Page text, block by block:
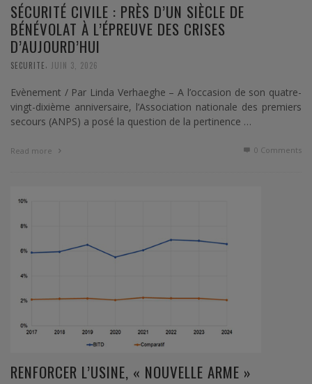
SÉCURITÉ CIVILE : PRÈS D’UN SIÈCLE DE
BÉNÉVOLAT À L’ÉPREUVE DES CRISES
D’AUJOURD’HUI
SECURITE JUIN 3, 2026
Evènement / Par Linda Verhaeghe – A l’occasion de son quatre-
vingt-dixième anniversaire, l’Association nationale des premiers
secours (ANPS) a posé la question de la pertinence …
Read more 0 Comments
RENFORCER L’USINE, « NOUVELLE ARME »